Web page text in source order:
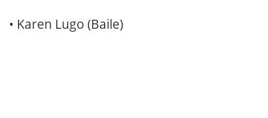
• Karen Lugo (Baile)